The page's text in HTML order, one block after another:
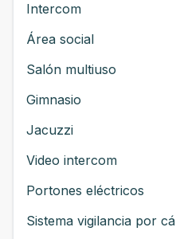
Intercom
Área social
Salón multiuso
Gimnasio
Jacuzzi
Video intercom
Portones eléctricos
Sistema vigilancia por